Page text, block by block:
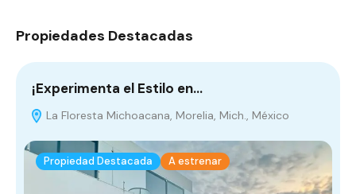
Propiedades Destacadas
¡Experimenta el Estilo en…
La Floresta Michoacana, Morelia, Mich., México
Propiedad Destacada A estrenar